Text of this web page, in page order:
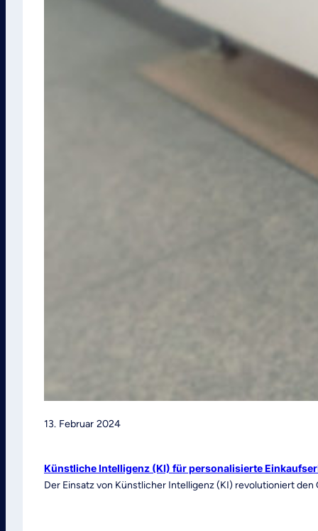
13. Februar 2024
Künstliche Intelligenz (KI) für personalisierte
Der Einsatz von Künstlicher Intelligenz (KI) revolutioniert